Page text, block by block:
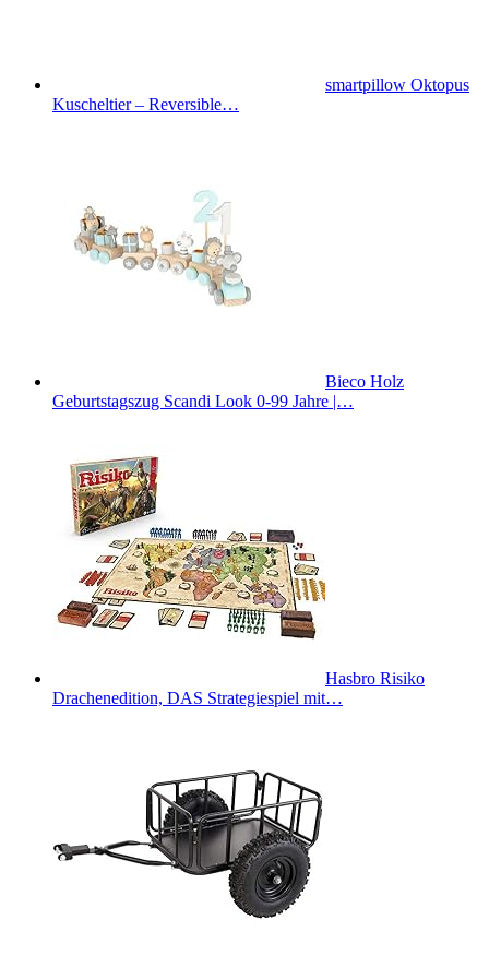
smartpillow Oktopus
Kuscheltier – Reversible…
Bieco Holz
Geburtstagszug Scandi Look 0-99 Jahre |…
Hasbro Risiko
Drachenedition, DAS Strategiespiel mit…